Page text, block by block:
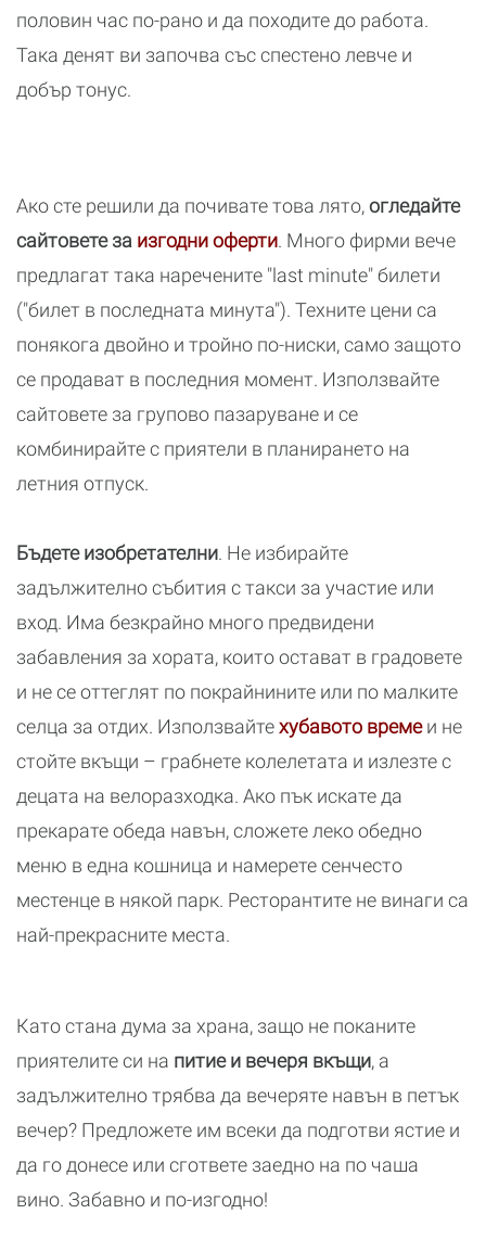
половин час по-рано и да походите до работа.
Така денят ви започва със спестено левче и
добър тонус.
Ако сте решили да почивате това лято,огледайте
сайтовете за изгодни оферти. Много фирми вече
предлагат така наречените "last minute" билети
("билет в последната минута"). Техните цени са
понякога двойно и тройно по-ниски, само защото
се продават в последния момент. Използвайте
сайтовете за групово пазаруване и се
комбинирайте с приятели в планирането на
летния отпуск.
Бъдете изобретателни. Не избирайте
задължително събития с такси за участие или
вход. Има безкрайно много предвидени
забавления за хората, които остават в градовете
и не се оттеглят по покрайнините или по малките
селца за отдих. Използвайтехубавото времеи не
стойте вкъщи – грабнете колелетата и излезте с
децата на велоразходка. Ако пък искате да
прекарате обеда навън, сложете леко обедно
меню в една кошница и намерете сенчесто
местенце в някой парк. Ресторантите не винаги са
най-прекрасните места.
Като стана дума за храна, защо не поканите
приятелите си на питие и вечеря вкъщи, а
задължително трябва да вечеряте навън в петък
вечер? Предложете им всеки да подготви ястие и
да го донесе или сгответе заедно на по чаша
вино. Забавно и по-изгодно!